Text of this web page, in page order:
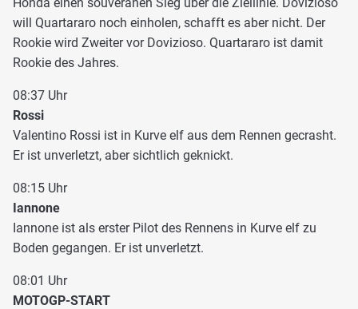
will Quartararo noch einholen, schafft es aber nicht. Der
Rookie wird Zweiter vor Dovizioso. Quartararo ist damit
Rookie des Jahres.
08:37 Uhr
Rossi
Valentino Rossi ist in Kurve elf aus dem Rennen gecrasht.
Er ist unverletzt, aber sichtlich geknickt.
08:15 Uhr
Iannone
Iannone ist als erster Pilot des Rennens in Kurve elf zu
Boden gegangen. Er ist unverletzt.
08:01 Uhr
MOTOGP-START